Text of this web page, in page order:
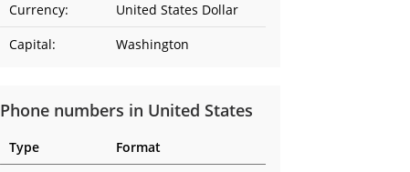
Currency:
United States Dollar
Capital:
Washington
Phone numbers in United States
Type
Format